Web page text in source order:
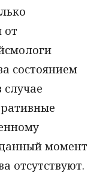
от
состоянием
момент
отсутствуют.